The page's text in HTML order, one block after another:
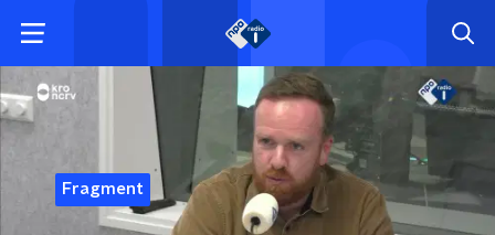
Fragment